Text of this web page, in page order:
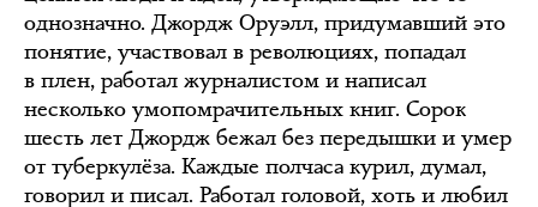
однозначно. Джордж Оруэлл, придумавший это
понятие, участвовал в революциях, попадал
в плен, работал журналистом и написал
несколько умопомрачительных книг. Сорок
шесть лет Джордж бежал без передышки и умер
от туберкулёза. Каждые полчаса курил, думал,
говорил и писал. Работал головой, хоть и любил